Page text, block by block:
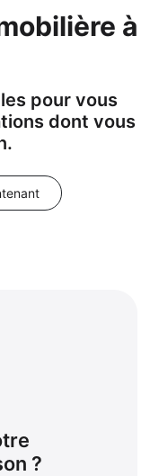
à
pour vous
dont vous
?